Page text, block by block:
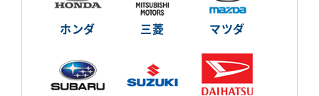
ホンダ 三菱 マツダ